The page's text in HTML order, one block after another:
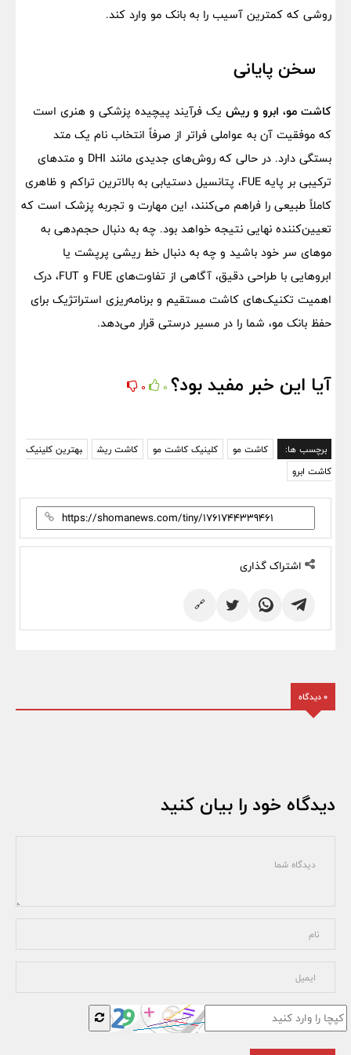
روشی که کمترین آسیب را به بانک مو وارد کند.
سخن پایانی
کاشت مو، ابرو و ریش یک فرآیند پیچیده پزشکی و هنری است
که موفقیت آن به عواملی فراتر از صرفاً انتخاب نام یک متد
بستگی دارد. در حالی که روش‌های جدیدی مانند DHI و متدهای
ترکیبی بر پایه FUE، پتانسیل دستیابی به بالاترین تراکم و ظاهری
کاملاً طبیعی را فراهم می‌کنند، این مهارت و تجربه پزشک است که
تعیین‌کننده نهایی نتیجه خواهد بود. چه به دنبال حجم‌دهی به
موهای سر خود باشید و چه به دنبال خط ریشی پرپشت یا
ابروهایی با طراحی دقیق، آگاهی از تفاوت‌های FUE و FUT، درک
اهمیت تکنیک‌های کاشت مستقیم و برنامه‌ریزی استراتژیک برای
حفظ بانک مو، شما را در مسیر درستی قرار می‌دهد.
آیا این خبر مفید بود؟ 0
0
برچسب ها: کاشت مو کلینیک کاشت مو کاشت ریش
بهترین کلینیک
کاشت ابرو
اشتراک گذاری
🔗
0 دیدگاه
دیدگاه خود را بیان کنید